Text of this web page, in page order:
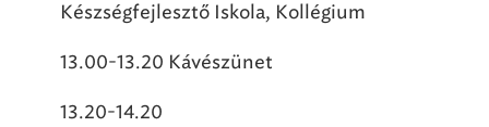
Készségfejlesztő Iskola, Kollégium
13.00-13.20 Kávészünet
13.20-14.20